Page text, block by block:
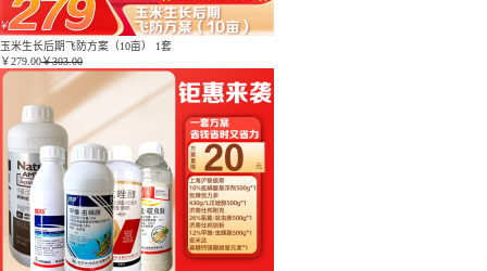
玉米生长后期飞防方案（10亩） 1套
￥279.00￥303.00